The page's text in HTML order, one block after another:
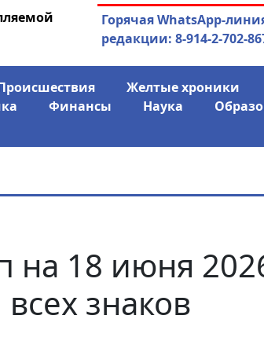
30.07.2026 Экс-спикер
совладельцем
Горячая WhatsApp-
редакции: 8-914-2-702-
Желтые хроники
Финансы Наука
на 18 июня
всех знаков